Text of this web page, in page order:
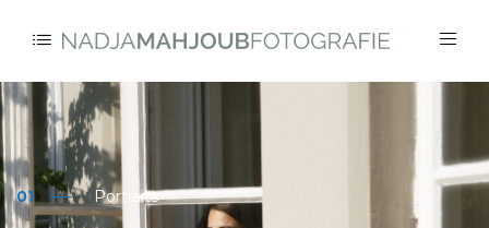
01 Portraits